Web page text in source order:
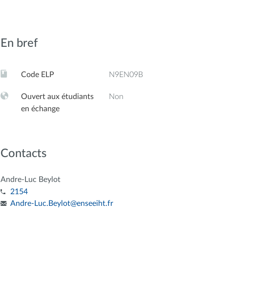
En bref
Code ELP N9EN09B
Ouvert aux étudiants
en échange
Non
Contacts
Andre-Luc Beylot
2154
Andre-Luc.Beylot@enseeiht.fr